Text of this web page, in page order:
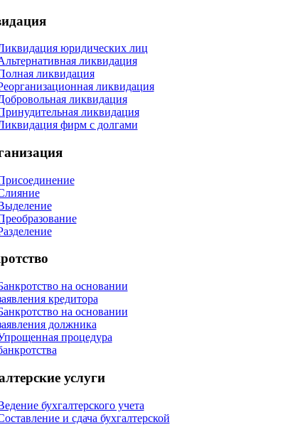
юридических лиц
ликвидация
ликвидация
ликвидация
ликвидация
ликвидация
фирм с долгами
на основании
кредитора
на основании
должника
процедура
услуги
бухгалтерского учета
и сдача бухгалтерской